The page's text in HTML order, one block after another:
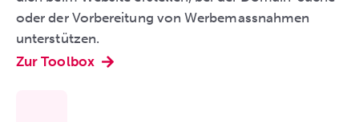
oder der Vorbereitung von Werbemassnahmen
unterstützen.
Zur Toolbox